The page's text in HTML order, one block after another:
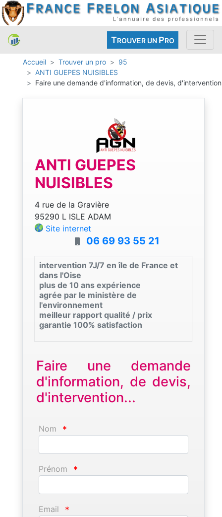
TROUVER UN PRO
Accueil Trouver un pro
95
ANTI GUEPES NUISIBLES
Faire une demande d'information, de devis, d'intervention
ANTI GUEPES
NUISIBLES
4 rue de la Gravière
95290 L ISLE ADAM
Site internet
06 69 93 55 21
intervention 7J/7 en île de France et
dans l'Oise
plus de 10 ans expérience
agrée par le ministère de
l'environnement
meilleur rapport qualité / prix
garantie 100% satisfaction
Faire une demande
d'information, de devis,
d'intervention...
Nom *
Prénom *
Email *